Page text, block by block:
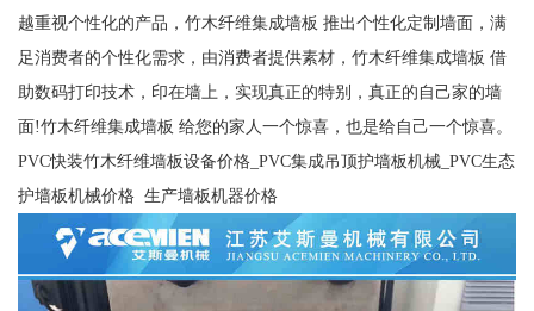
越重视个性化的产品，竹木纤维集成墙板 推出个性化定制墙面，满
足消费者的个性化需求，由消费者提供素材，竹木纤维集成墙板 借
助数码打印技术，印在墙上，实现真正的特别，真正的自己家的墙
面!竹木纤维集成墙板 给您的家人一个惊喜，也是给自己一个惊喜。
PVC快装竹木纤维墙板设备价格_PVC集成吊顶护墙板机械_PVC生态
护墙板机械价格 生产墙板机器价格